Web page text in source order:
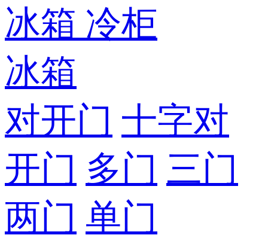
冰箱 冷柜
冰箱
对开门 十字对
开门 多门 三门
两门 单门